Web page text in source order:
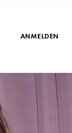
ANMELDEN